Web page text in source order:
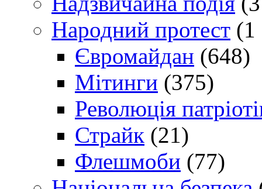
Народний протест (1
Євромайдан (648)
Мітинги (375)
Революція
Страйк (21)
Флешмоби (77)